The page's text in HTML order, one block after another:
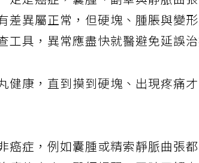
差異屬正常，但硬塊、腫脹與變形
工具，異常應盡快就醫避免延誤治
健康，直到摸到硬塊、出現疼痛
癌症，例如囊腫或精索靜脈曲張